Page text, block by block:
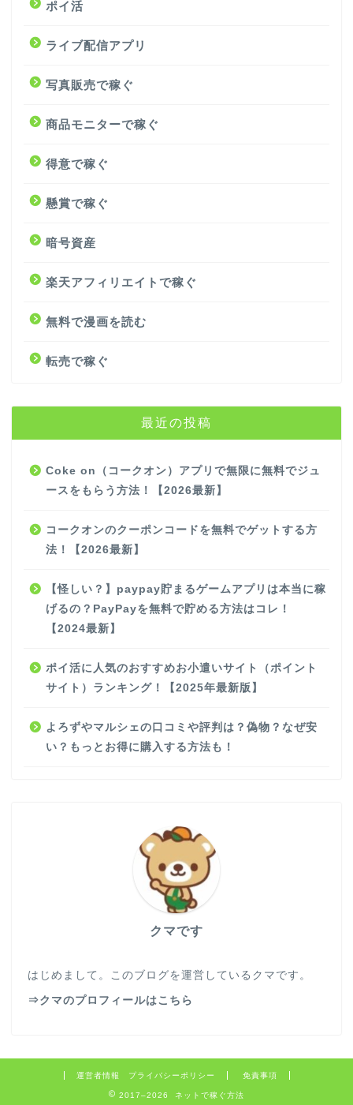
ポイ活
ライブ配信アプリ
写真販売で稼ぐ
商品モニターで稼ぐ
得意で稼ぐ
懸賞で稼ぐ
暗号資産
楽天アフィリエイトで稼ぐ
無料で漫画を読む
転売で稼ぐ
最近の投稿
Coke on（コークオン）アプリで無限に無料でジュ
ースをもらう方法！【2026最新】
コークオンのクーポンコードを無料でゲットする方
法！【2026最新】
【怪しい？】paypay貯まるゲームアプリは本当に稼
げるの？PayPayを無料で貯める方法はコレ！
【2024最新】
ポイ活に人気のおすすめお小遣いサイト（ポイント
サイト）ランキング！【2025年最新版】
よろずやマルシェの口コミや評判は？偽物？なぜ安
い？もっとお得に購入する方法も！
クマです
はじめまして。このブログを運営しているクマです。
⇒クマのプロフィールはこちら
運営者情報 プライバシーポリシー 免責事項
2017–2026 ネットで稼ぐ方法